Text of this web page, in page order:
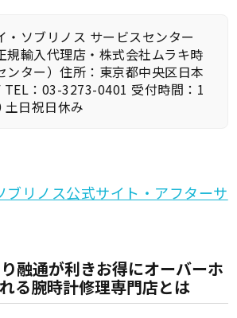
・ソブリノス サービスセンター
規輸入代理店・株式会社ムラキ時
ンター）住所：東京都中央区日本
：03-3273-0401 受付時間：1
日祝日休み
ブリノス公式サイト・アフターサ
融通が利きお得にオーバーホ
る腕時計修理専門店とは